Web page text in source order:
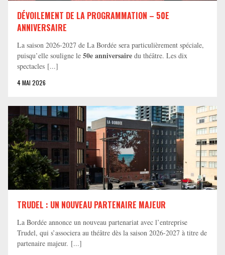
DÉVOILEMENT DE LA PROGRAMMATION – 50E
ANNIVERSAIRE
La saison 2026-2027 de La Bordée sera particulièrement spéciale,
puisqu’elle souligne le 50e anniversaire du théâtre. Les dix
spectacles [...]
4 MAI 2026
TRUDEL : UN NOUVEAU PARTENAIRE MAJEUR
La Bordée annonce un nouveau partenariat avec l’entreprise
Trudel, qui s’associera au théâtre dès la saison 2026-2027 à titre de
partenaire majeur. [...]